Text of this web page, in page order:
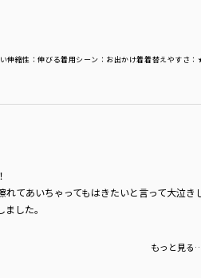
伸縮性 ：伸びる着用シーン ：お出かけ着着替えやすさ
てあいちゃってもはきたいと言って大泣き
ました。
もっと見る